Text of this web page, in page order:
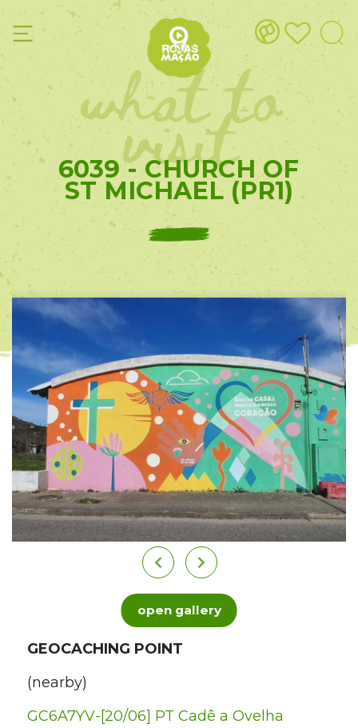
what to
visit
6039 - CHURCH OF
ST MICHAEL (PR1)
open gallery
GEOCACHING POINT
(nearby)
GC6A7YV-[20/06] PT Cadê a Ovelha